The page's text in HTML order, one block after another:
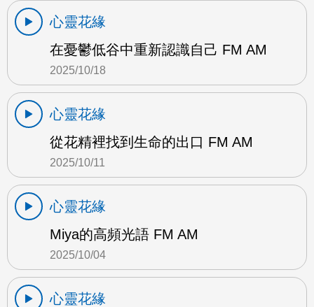
心靈花緣
在憂鬱低谷中重新認識自己 FM AM
2025/10/18
心靈花緣
從花精裡找到生命的出口 FM AM
2025/10/11
心靈花緣
Miya的高頻光語 FM AM
2025/10/04
心靈花緣